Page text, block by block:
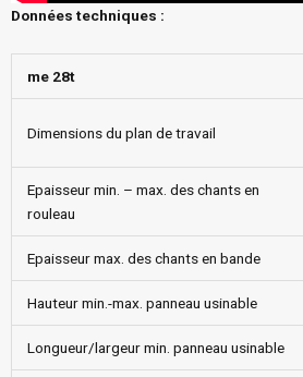
Données techniques :
me 28t
Dimensions du plan de travail
Epaisseur min. – max. des chants en
rouleau
Epaisseur max. des chants en bande
Hauteur min.-max. panneau usinable
Longueur/largeur min. panneau usinable